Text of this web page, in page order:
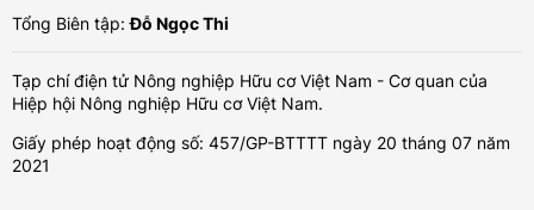
Tổng Biên tập:Đỗ Ngọc Thi
Tạp chí điện tử Nông nghiệp Hữu cơ Việt Nam - Cơ quan của
Hiệp hội Nông nghiệp Hữu cơ Việt Nam.
Giấy phép hoạt động số: 457/GP-BTTTT ngày 20 tháng 07 năm
2021